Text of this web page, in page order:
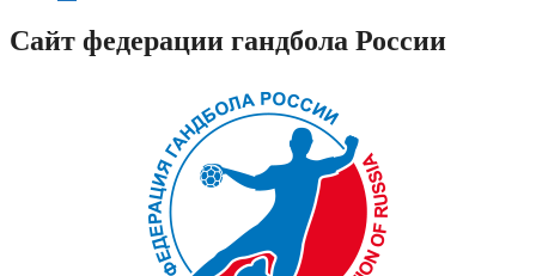
Сайт федерации гандбола России